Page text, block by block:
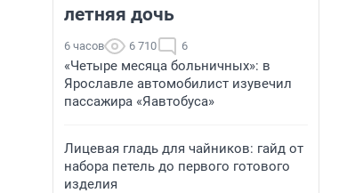
летняя дочь
6 часов 6 710 6
«Четыре месяца больничных»: в
Ярославле автомобилист изувечил
пассажира «Яавтобуса»
Лицевая гладь для чайников: гайд от
набора петель до первого готового
изделия